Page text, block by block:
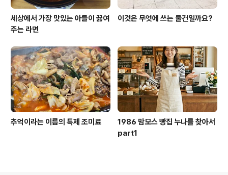
세상에서 가장 맛있는 아들이 끓여
주는 라면
이것은 무엇에 쓰는 물건일까요?
추억이라는 이름의 특제 조미료
1986 맘모스 빵집 누나를 찾아서
part1